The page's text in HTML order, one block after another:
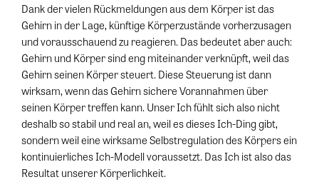
Dank der vielen Rückmeldungen aus dem Körper ist das
Gehirn in der Lage, künftige Körperzustände vorherzusagen
und vorausschauend zu reagieren. Das bedeutet aber auch:
Gehirn und Körper sind eng miteinander verknüpft, weil das
Gehirn seinen Körper steuert. Diese Steuerung ist dann
wirksam, wenn das Gehirn sichere Vorannahmen über
seinen Körper treffen kann. Unser Ich fühlt sich also nicht
deshalb so stabil und real an, weil es dieses Ich-Ding gibt,
sondern weil eine wirksame Selbstregulation des Körpers ein
kontinuierliches Ich-Modell voraussetzt. Das Ich ist also das
Resultat unserer Körperlichkeit.